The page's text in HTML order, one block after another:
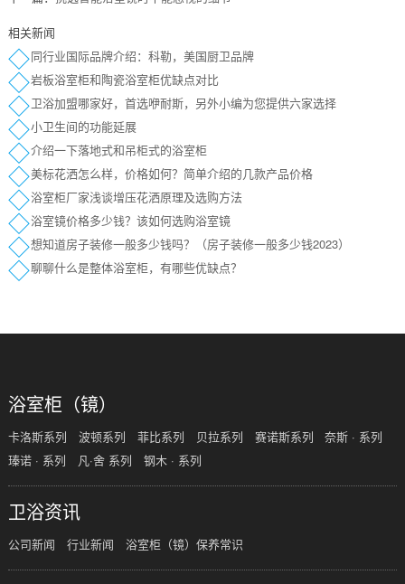
相关新闻
同行业国际品牌介绍：科勒，美国厨卫品牌
岩板浴室柜和陶瓷浴室柜优缺点对比
卫浴加盟哪家好，首选咿耐斯，另外小编为您提供六家选择
小卫生间的功能延展
介绍一下落地式和吊柜式的浴室柜
美标花洒怎么样，价格如何？简单介绍的几款产品价格
浴室柜厂家浅谈增压花洒原理及选购方法
浴室镜价格多少钱？该如何选购浴室镜
想知道房子装修一般多少钱吗？（房子装修一般多少钱2023）
聊聊什么是整体浴室柜，有哪些优缺点？
浴室柜（镜）
卡洛斯系列 波顿系列 菲比系列 贝拉系列 赛诺斯系列
奈斯 · 系列
瑧诺 · 系列
凡·舍 系列 钢木 · 系列
卫浴资讯
公司新闻 行业新闻 浴室柜（镜）保养常识